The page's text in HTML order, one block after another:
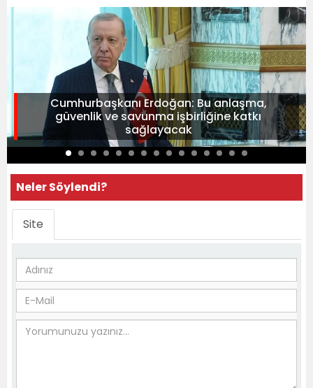
Cumhurbaşkanı Erdoğan: Bu anlaşma,
güvenlik ve savunma işbirliğine katkı
sağlayacak
Neler Söylendi?
Site